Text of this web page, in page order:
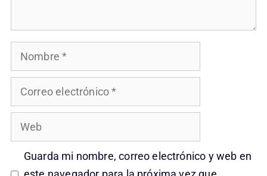
Nombre
Correo
electrónico
Web
Guarda mi nombre, correo electrónico y web en